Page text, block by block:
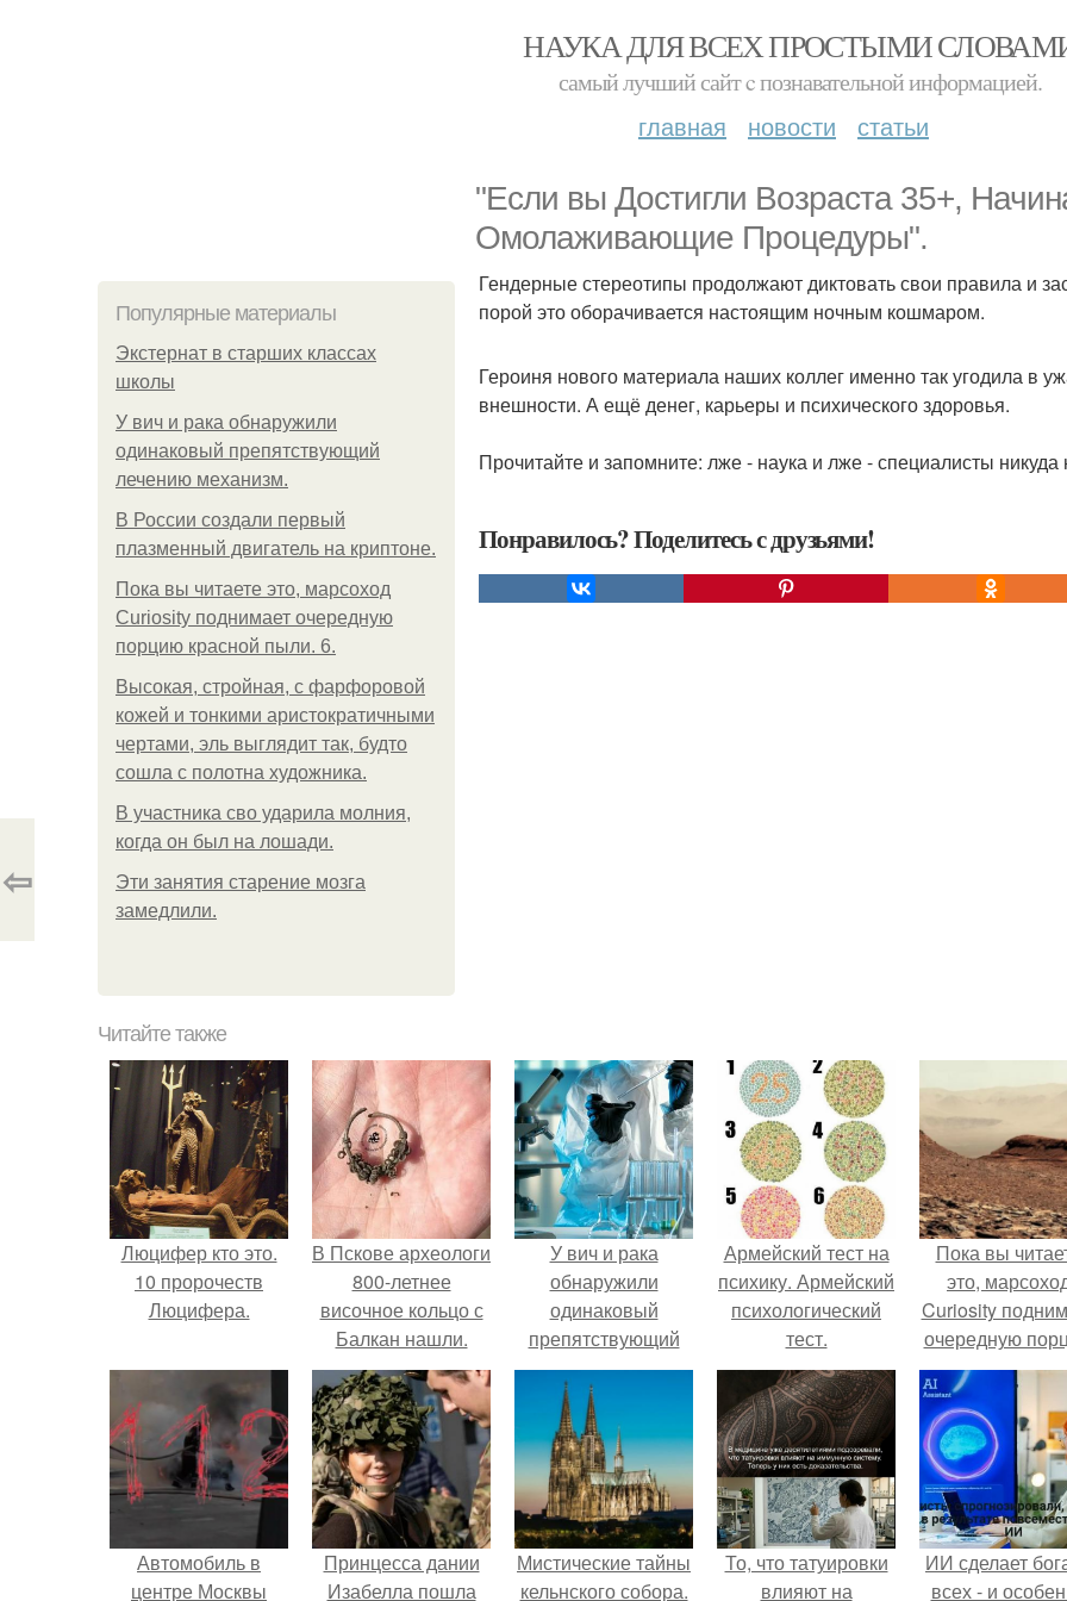
НАУКА ДЛЯ ВСЕХ ПРОСТЫМИ
самый лучший сайт c познавательной информацией.
главная новости статьи
"Если вы Достигли Возраста 35+,
Омолаживающие Процедуры".
Популярные материалы
Экстернат в старших классах
школы
У вич и рака обнаружили
одинаковый препятствующий
лечению механизм.
В России создали первый
плазменный двигатель на криптоне.
Пока вы читаете это, марсоход
Curiosity поднимает очередную
порцию красной пыли. 6.
Высокая, стройная, с фарфоровой
кожей и тонкими аристократичными
чертами, эль выглядит так, будто
сошла с полотна художника.
В участника сво ударила молния,
когда он был на лошади.
Эти занятия старение мозга
замедлили.
Гендерные стереотипы продолжают диктовать свои правила и
порой это оборачивается настоящим ночным кошмаром.
Героиня нового материала наших коллег именно так угодила в
внешности. А ещё денег, карьеры и психического здоровья.
Прочитайте и запомните: лже - наука и лже - специалисты
Понравилось? Поделитесь с друзьями!
⇦
Читайте также
Люцифер кто это.
10 пророчеств
Люцифера.
В Пскове археологи
800-летнее
височное кольцо с
Балкан нашли.
У вич и рака
обнаружили
одинаковый
препятствующий
лечению механизм.
Армейский тест на
психику. Армейский
психологический
тест.
Пока вы
это,
Curiosity
очередную
красной пыли.
Автомобиль в
центре Москвы
Принцесса дании
Изабелла пошла
Мистические тайны
кельнского собора.
То, что татуировки
влияют на
ИИ сделает
всех - и